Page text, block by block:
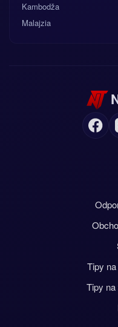
Kambodža
Malajzia
Tipy
Tipy